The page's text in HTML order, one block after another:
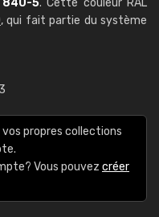
840-5. Cette couleur RAL
, qui fait partie du système
propres collections
Vous pouvez créer